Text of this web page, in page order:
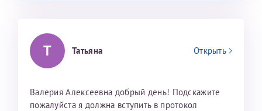
Т Татьяна Открыть
Валерия Алексеевна добрый день! Подскажите
пожалуйста я должна вступить в протокол